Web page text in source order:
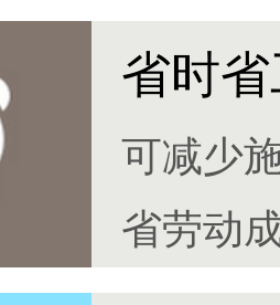
30%
省时
可减少
省劳动